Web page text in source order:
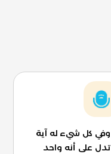
وفي كل شيء له آية
تدل على أنه واحد